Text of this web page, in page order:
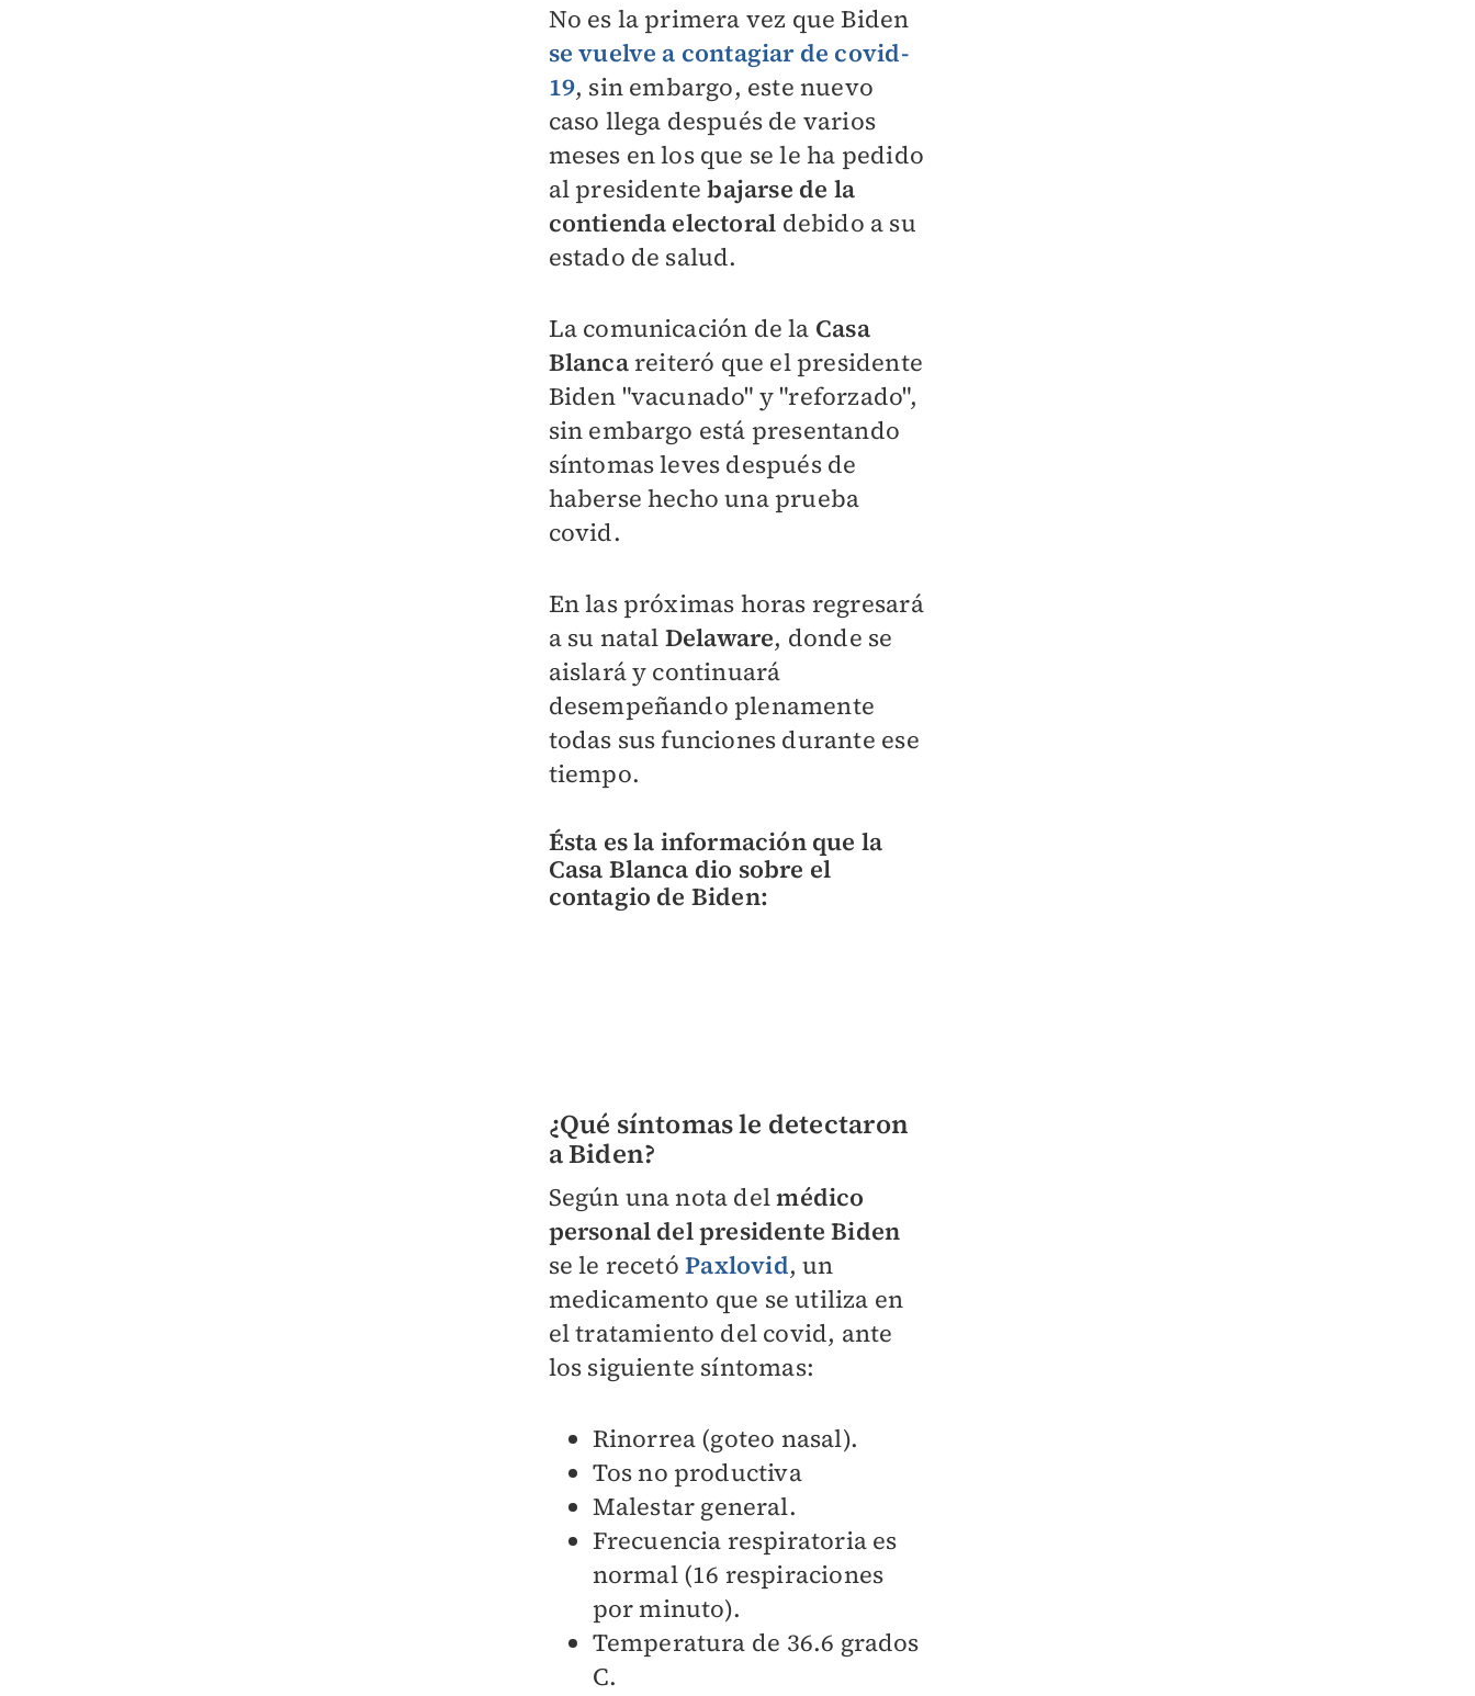
No es la primera vez que Biden
se vuelve a contagiar de covid-
19, sin embargo, este nuevo
caso llega después de varios
meses en los que se le ha pedido
al presidentebajarse de la
contienda electoral debido a su
estado de salud.
La comunicación de la Casa
Blancareiteró que el presidente
Biden "vacunado" y "reforzado",
sin embargo está presentando
síntomas leves después de
haberse hecho una prueba
covid.
En las próximas horas regresará
a su natal Delaware, donde se
aislará y continuará
desempeñando plenamente
todas sus funciones durante ese
tiempo.
Ésta es la información que la
Casa Blanca dio sobre el
contagio de Biden:
¿Qué síntomas le detectaron
a Biden?
Según una nota delmédico
personal del presidente Biden
se le recetó Paxlovid,un
medicamento que se utiliza en
el tratamiento del covid, ante
los siguiente síntomas:
Rinorrea (goteo nasal).
Tos no productiva
Malestar general.
Frecuencia respiratoria es
normal (16 respiraciones
por minuto).
Temperatura de 36.6 grados
C.